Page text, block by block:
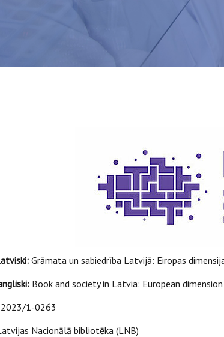
Grāmata un sabiedrība Latvijā: Eiropas
Book and society in Latvia: European
1-0263
Nacionālā bibliotēka (LNB)